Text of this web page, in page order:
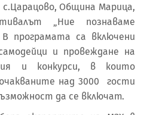
Община Марица,
„Ние познаваме
програмата са включени
и провеждане на
и конкурси, в които
над 3000 гости
да се включат.